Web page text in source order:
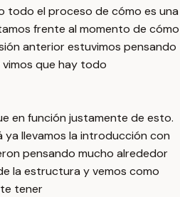
todo el proceso de cómo es una
frente al momento de cómo
anterior estuvimos pensando
que hay todo
en función justamente de esto.
ya llevamos la introducción con
pensando mucho alrededor
la estructura y vemos como
tener